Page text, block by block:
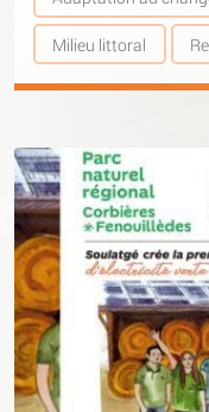
Milieu littoral